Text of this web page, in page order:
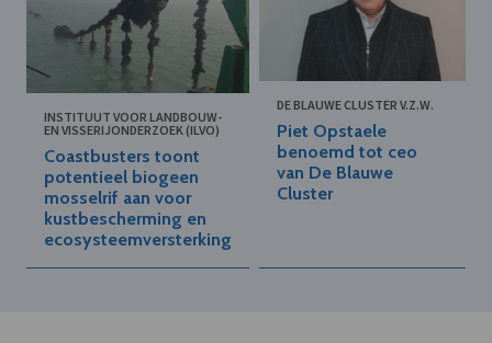
INSTITUUT VOOR LANDBOUW-
EN VISSERIJONDERZOEK (ILVO)
Coastbusters toont
potentieel biogeen
mosselrif aan voor
kustbescherming en
ecosysteemversterking
DE BLAUWE CLUSTER V.Z.W.
Piet Opstaele
benoemd tot ceo
van De Blauwe
Cluster